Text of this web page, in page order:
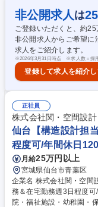
指示、品質管理 ■若手メ
なスペックではなく、採
られます。 募集職種 【奈良/構造設計(管理職候補)】懐かしさと新しさを
融合したまちづくりを。
非公開求人 は25
ご登録いただくと、約25
非公開求人からご希望に
求人をご紹介します。
※2026年3月31日時点 ※求人数＝採
登録して求人を紹介し
正社員
株式会社関・空間設計
仙台【構造設計担
程度可/年間休日
月給25万円以上
宮城県仙台市青葉区
企業名 株式会社関・空間設計 求人名 仙台【構造設計担当】フレ
務＆在宅勤務週3日程度可/年間休日120日
院・福祉施設・幼稚園・